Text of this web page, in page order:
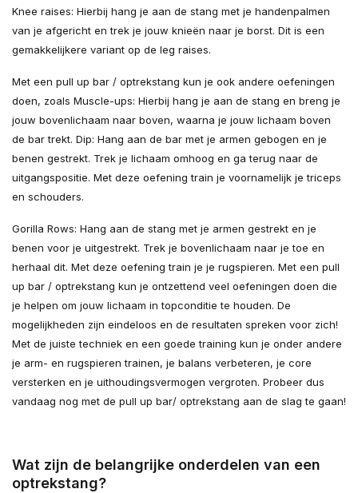
Knee raises: Hierbij hang je aan de stang met je handenpalmen
van je afgericht en trek je jouw knieën naar je borst. Dit is een
gemakkelijkere variant op de leg raises.
Met een pull up bar / optrekstang kun je ook andere oefeningen
doen, zoals Muscle-ups: Hierbij hang je aan de stang en breng je
jouw bovenlichaam naar boven, waarna je jouw lichaam boven
de bar trekt. Dip: Hang aan de bar met je armen gebogen en je
benen gestrekt. Trek je lichaam omhoog en ga terug naar de
uitgangspositie. Met deze oefening train je voornamelijk je triceps
en schouders.
Gorilla Rows: Hang aan de stang met je armen gestrekt en je
benen voor je uitgestrekt. Trek je bovenlichaam naar je toe en
herhaal dit. Met deze oefening train je je rugspieren. Met een pull
up bar / optrekstang kun je ontzettend veel oefeningen doen die
je helpen om jouw lichaam in topconditie te houden. De
mogelijkheden zijn eindeloos en de resultaten spreken voor zich!
Met de juiste techniek en een goede training kun je onder andere
je arm- en rugspieren trainen, je balans verbeteren, je core
versterken en je uithoudingsvermogen vergroten. Probeer dus
vandaag nog met de pull up bar/ optrekstang aan de slag te gaan!
Wat zijn de belangrijke onderdelen van een
optrekstang?